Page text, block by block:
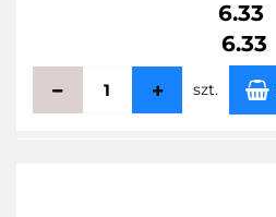
6.33
6.33
szt.